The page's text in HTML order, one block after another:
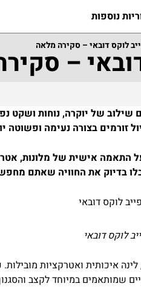
נוספות
לוקס דובאי – סקירה מלאה
–
של יוקרה, נוחות ושקט
זורמים בצורה נעימה ופשוטה
התאמה אישית של מלונות,
בדיוק את החוויה שאתם
לוקס דובאי
איכותית ואטרקציות
שמותאמים במיוחד לקצב